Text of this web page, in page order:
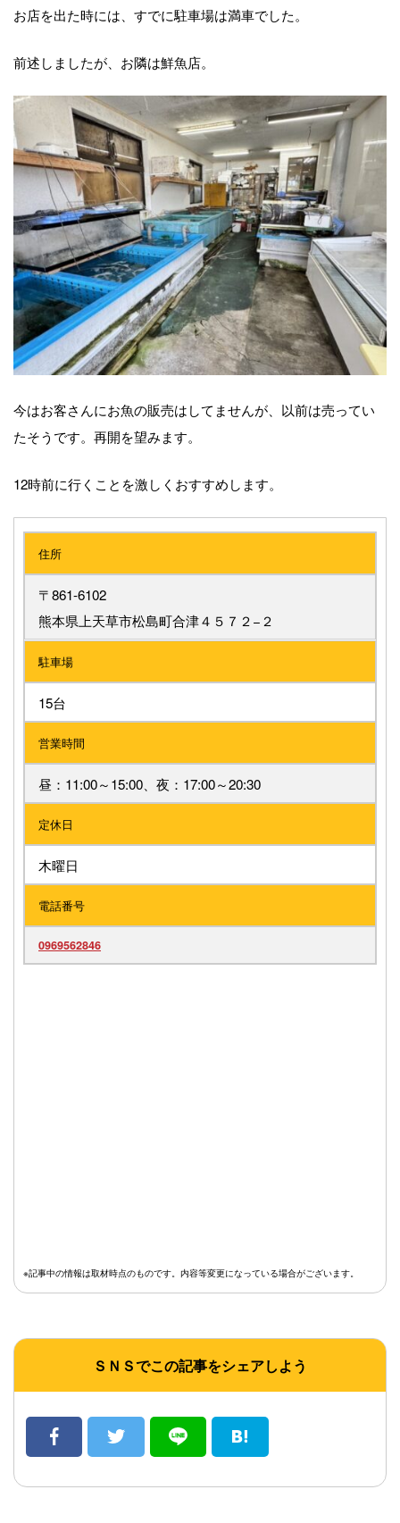
お店を出た時には、すでに駐車場は満車でした。
前述しましたが、お隣は鮮魚店。
今はお客さんにお魚の販売はしてませんが、以前は売ってい
たそうです。再開を望みます。
12時前に行くことを激しくおすすめします。
住所
〒861-6102
熊本県上天草市松島町合津４５７２−２
駐車場
15台
営業時間
昼：11:00～15:00、夜：17:00～20:30
定休日
木曜日
電話番号
0969562846
※記事中の情報は取材時点のものです。内容等変更になっている場合がございます。
ＳＮＳでこの記事をシェアしよう